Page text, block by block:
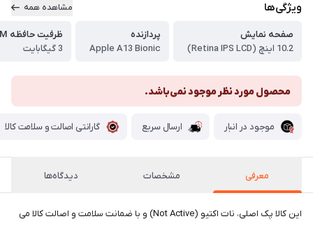
ویژگی‌ها مشاهده همه
صفحه نمایش
10.2 اینچ (Retina IPS LCD)
پردازنده
Apple A13 Bionic
ظرفیت حافظه RAM
3 گیگابایت
محصول مورد نظر موجود نمی‌باشد.
موجود در انبار ارسال سریع گارانتی اصالت و سلامت کالا
معرفی مشخصات دیدگاه‌ها
این کالا پک اصلی، نات اکتیو (Not Active) و با ضمانت سلامت و اصالت کالا می